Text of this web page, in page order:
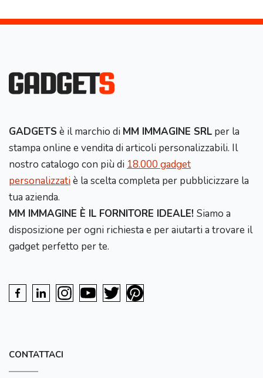
GADGETS è il marchio di MM IMMAGINE SRL per la
stampa online e vendita di articoli personalizzabili. Il
nostro catalogo con più di 18.000 gadget
personalizzatiè la scelta completa per pubblicizzare la
tua azienda.
MM IMMAGINE È IL FORNITORE IDEALE! Siamo a
disposizione per ogni richiesta e per aiutarti a trovare il
gadget perfetto per te.
CONTATTACI